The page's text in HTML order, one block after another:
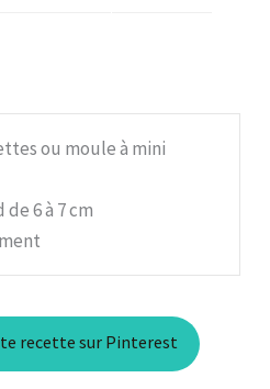
ou moule à mini
6 à 7 cm
recette sur Pinterest